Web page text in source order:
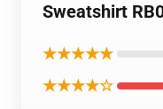
Sweatshirt
★★★★★
★★★★☆